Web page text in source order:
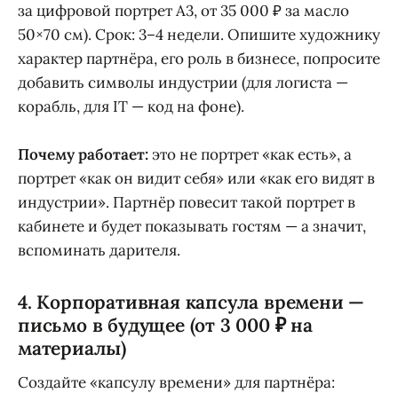
за цифровой портрет A3, от 35 000 ₽ за масло
50×70 см). Срок: 3–4 недели. Опишите художнику
характер партнёра, его роль в бизнесе, попросите
добавить символы индустрии (для логиста —
корабль, для IT — код на фоне).
Почему работает:это не портрет «как есть», а
портрет «как он видит себя» или «как его видят в
индустрии». Партнёр повесит такой портрет в
кабинете и будет показывать гостям — а значит,
вспоминать дарителя.
4. Корпоративная капсула времени —
письмо в будущее (от 3 000 ₽ на
материалы)
Создайте «капсулу времени» для партнёра: